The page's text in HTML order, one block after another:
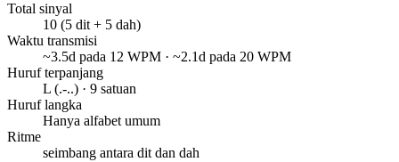
Total sinyal
10 (5 dit + 5 dah)
Waktu transmisi
~3.5d pada 12 WPM · ~2.1d pada 20 WPM
Huruf terpanjang
L (.-..) · 9 satuan
Huruf langka
Hanya alfabet umum
Ritme
seimbang antara dit dan dah